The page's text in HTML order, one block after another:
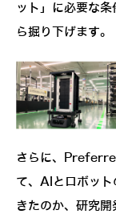
ット」に必要な
ら掘り下げます。
さらに、
て、AIとロボッ
きたのか、研究